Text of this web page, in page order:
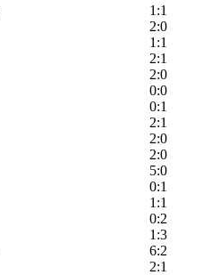
1:1
2:0
1:1
2:1
2:0
0:0
0:1
2:1
2:0
2:0
5:0
0:1
1:1
0:2
1:3
6:2
2:1